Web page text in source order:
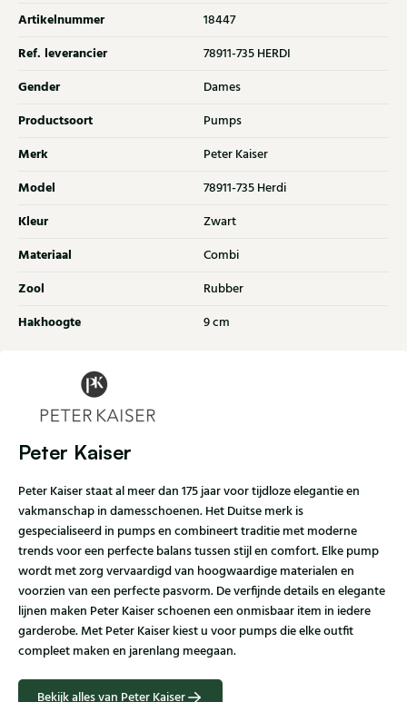
Artikelnummer 18447
Ref. leverancier 78911-735 HERDI
Gender Dames
Productsoort Pumps
Merk Peter Kaiser
Model 78911-735 Herdi
Kleur Zwart
Materiaal Combi
Zool Rubber
Hakhoogte 9 cm
Peter Kaiser
Peter Kaiser staat al meer dan 175 jaar voor tijdloze elegantie en
vakmanschap in damesschoenen. Het Duitse merk is
gespecialiseerd in pumps en combineert traditie met moderne
trends voor een perfecte balans tussen stijl en comfort. Elke pump
wordt met zorg vervaardigd van hoogwaardige materialen en
voorzien van een perfecte pasvorm. De verfijnde details en elegante
lijnen maken Peter Kaiser schoenen een onmisbaar item in iedere
garderobe. Met Peter Kaiser kiest u voor pumps die elke outfit
compleet maken en jarenlang meegaan.
Bekijk alles van Peter Kaiser